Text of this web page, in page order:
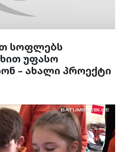
სოფლებს
უფასო
– ახალი პროექტი